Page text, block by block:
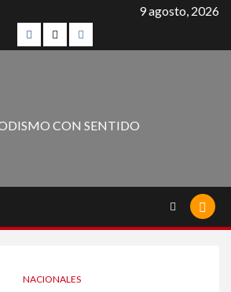
9 agosto, 2026
CON SENTIDO
NACIONALES